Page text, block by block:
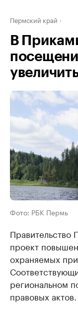
Пермский край
В
Фото: РБК Пермь
Правительство
проект
охраняемых
региональном
правовых актов.